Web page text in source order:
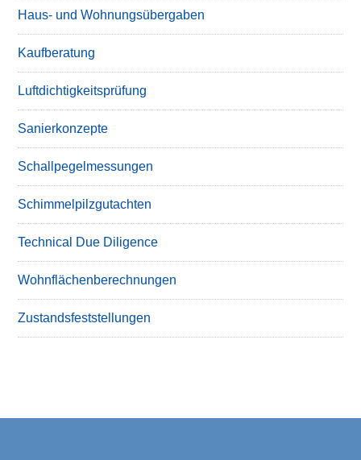
Haus- und Wohnungsübergaben
Kaufberatung
Luftdichtigkeitsprüfung
Sanierkonzepte
Schallpegelmessungen
Schimmelpilzgutachten
Technical Due Diligence
Wohnflächenberechnungen
Zustandsfeststellungen